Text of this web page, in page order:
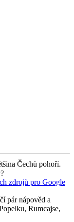
Čechů pohoří.
zdrojů pro Google
pár nápověd a
Rumcajse,